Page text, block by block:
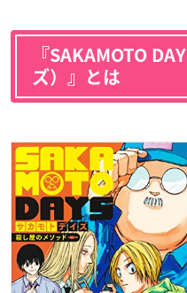
『SAKAMOTO
ズ）』とは